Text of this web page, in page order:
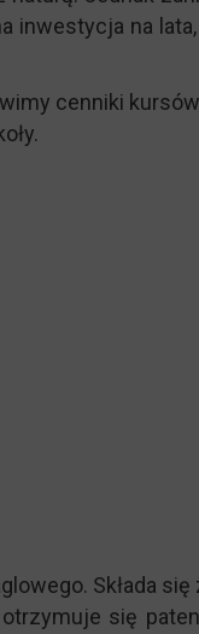
inwestycja na
cenniki
Składa
się